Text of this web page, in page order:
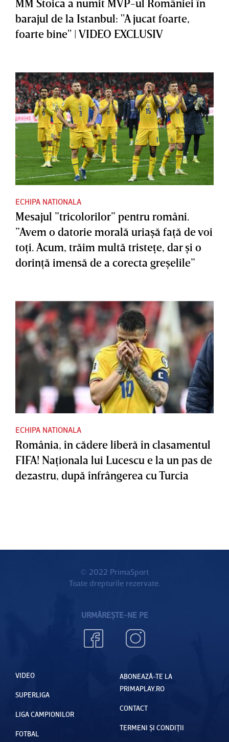
MM Stoica a numit MVP-ul României în
barajul de la Istanbul: "A jucat foarte,
foarte bine" | VIDEO EXCLUSIV
ECHIPA NATIONALA
Mesajul ”tricolorilor” pentru români.
”Avem o datorie morală uriaşă faţă de voi
toţi. Acum, trăim multă tristeţe, dar şi o
dorinţă imensă de a corecta greşelile”
ECHIPA NATIONALA
România, în cădere liberă în clasamentul
FIFA! Naţionala lui Lucescu e la un pas de
dezastru, după înfrângerea cu Turcia
© 2022 PrimaSport
Toate drepturile rezervate.
URMĂREȘTE-NE PE
VIDEO
SUPERLIGA
LIGA CAMPIONILOR
FOTBAL
ABONEAZĂ-TE LA
PRIMAPLAY.RO
CONTACT
TERMENI ȘI CONDIȚII